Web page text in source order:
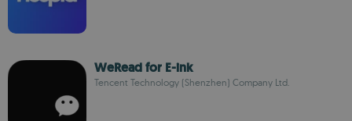
WeRead for E-ink
Tencent Technology (Shenzhen) Company Ltd.